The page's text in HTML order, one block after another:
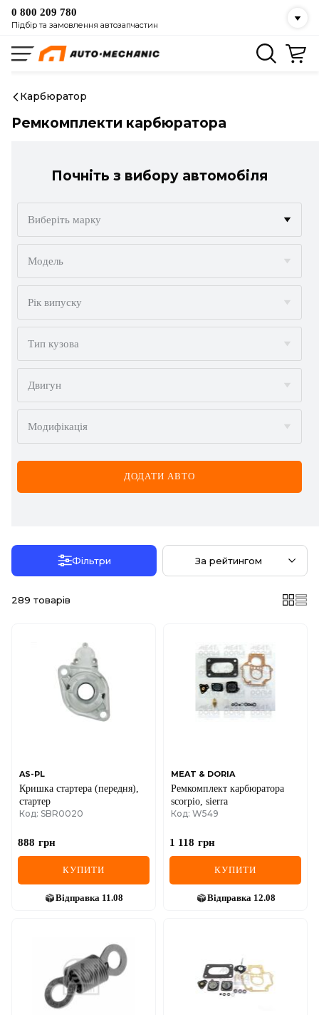
0 800 209 780
Підбір та замовлення автозапчастин
Карбюратор
Ремкомплекти карбюратора
Почніть з вибору автомобіля
Виберіть марку
ALFA ROMEO
BMW
BYD
CADILLAC
CHERY
CHEVROLET
CHRYSLER
GMC
GREAT WALL
HAVAL
JAGUAR
Модель
Рік випуску
Тип кузова
Двигун
Модифікація
ДОДАТИ АВТО
Фільтри За рейтингом
289 товарів
AS-PL
Кришка стартера (передня),
стартер
Код: SBR0020
888 грн
КУПИТИ
Відправка 11.08
MEAT & DORIA
Ремкомплект карбюратора
scorpio, sierra
Код: W549
1 118 грн
КУПИТИ
Відправка 12.08